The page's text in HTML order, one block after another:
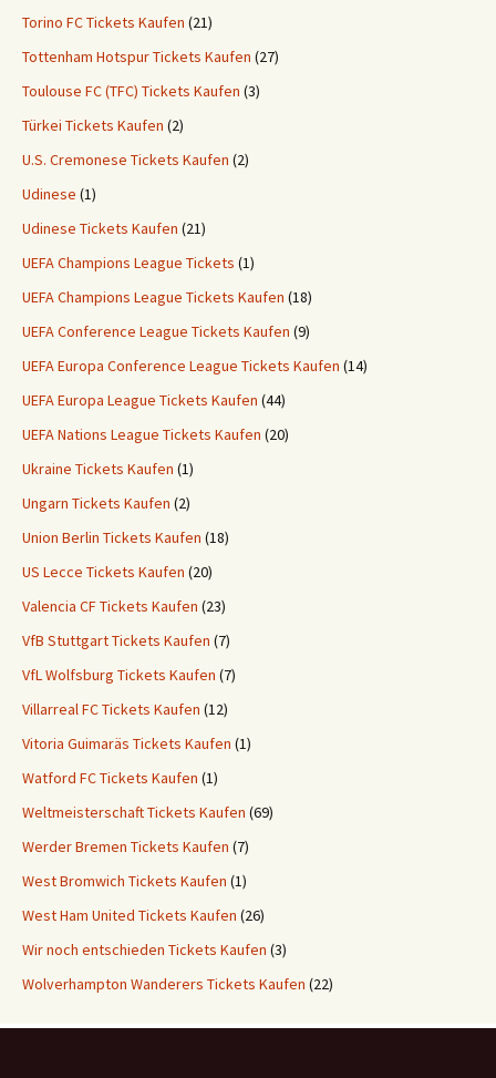
Torino FC Tickets Kaufen (21)
Tottenham Hotspur Tickets Kaufen (27)
Toulouse FC (TFC) Tickets Kaufen (3)
Türkei Tickets Kaufen (2)
U.S. Cremonese Tickets Kaufen (2)
Udinese (1)
Udinese Tickets Kaufen (21)
UEFA Champions League Tickets (1)
UEFA Champions League Tickets Kaufen (18)
UEFA Conference League Tickets Kaufen (9)
UEFA Europa Conference League Tickets Kaufen (14)
UEFA Europa League Tickets Kaufen (44)
UEFA Nations League Tickets Kaufen (20)
Ukraine Tickets Kaufen (1)
Ungarn Tickets Kaufen (2)
Union Berlin Tickets Kaufen (18)
US Lecce Tickets Kaufen (20)
Valencia CF Tickets Kaufen (23)
VfB Stuttgart Tickets Kaufen (7)
VfL Wolfsburg Tickets Kaufen (7)
Villarreal FC Tickets Kaufen (12)
Vitoria Guimaräs Tickets Kaufen (1)
Watford FC Tickets Kaufen (1)
Weltmeisterschaft Tickets Kaufen (69)
Werder Bremen Tickets Kaufen (7)
West Bromwich Tickets Kaufen (1)
West Ham United Tickets Kaufen (26)
Wir noch entschieden Tickets Kaufen (3)
Wolverhampton Wanderers Tickets Kaufen (22)